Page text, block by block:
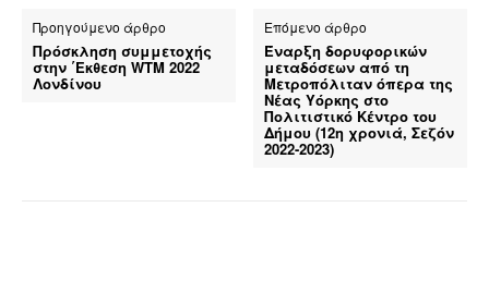
Προηγούμενο άρθρο
Πρόσκληση συμμετοχής
στην ΄Εκθεση WTM 2022
Λονδίνου
Επόμενο άρθρο
Έναρξη δορυφορικών
μεταδόσεων από τη
Μετροπόλιταν όπερα της
Νέας Υόρκης στο
Πολιτιστικό Κέντρο του
Δήμου (12η χρονιά, Σεζόν
2022-2023)